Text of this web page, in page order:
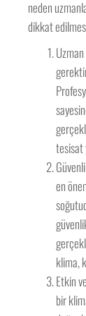
neden
dikkat
tesisat
en
klima,
Etkin
bir